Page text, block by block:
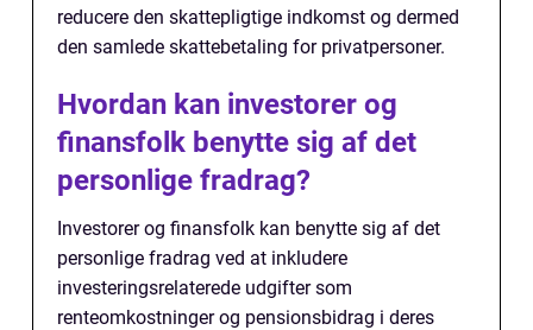
reducere den skattepligtige indkomst og dermed
den samlede skattebetaling for privatpersoner.
Hvordan kan investorer og
finansfolk benytte sig af det
personlige fradrag?
Investorer og finansfolk kan benytte sig af det
personlige fradrag ved at inkludere
investeringsrelaterede udgifter som
renteomkostninger og pensionsbidrag i deres